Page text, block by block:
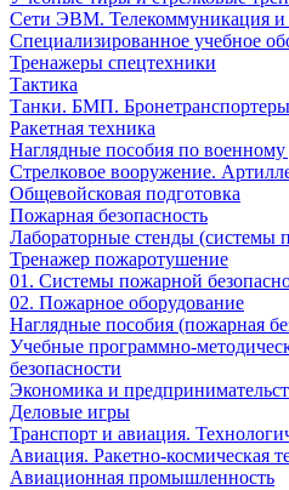
Сети ЭВМ. Телекоммуникация и
Специализированное учебное
Тренажеры спецтехники
Тактика
Танки. БМП. Бронетранспортеры
Ракетная техника
Наглядные пособия по военному
Стрелковое вооружение.
Общевойсковая подготовка
Пожарная безопасность
Лабораторные стенды (системы
Тренажер пожаротушение
01. Системы пожарной
02. Пожарное оборудование
Наглядные пособия (пожарная
Учебные программно-
безопасности
Экономика и
Деловые игры
Транспорт и авиация.
Авиация. Ракетно-космическая
Авиационная промышленность